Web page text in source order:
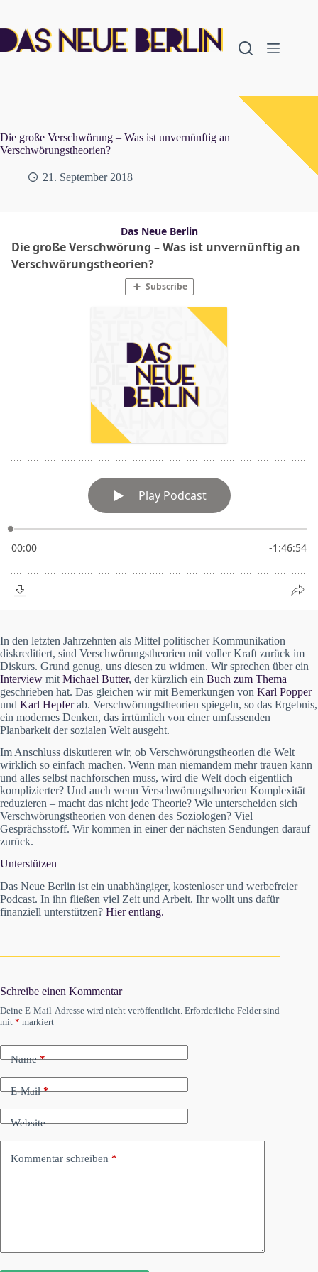
springen
Die große Verschwörung – Was ist unvernünftig an
Verschwörungstheorien?
21. September 2018
In den letzten Jahrzehnten als Mittel politischer Kommunikation
diskreditiert, sind Verschwörungstheorien mit voller Kraft zurück im
Diskurs. Grund genug, uns diesen zu widmen. Wir sprechen über ein
Interview mit Michael Butter, der kürzlich ein Buch zum Thema
geschrieben hat. Das gleichen wir mit Bemerkungen von Karl Popper
und Karl Hepferab. Verschwörungstheorien spiegeln, so das Ergebnis,
ein modernes Denken, das irrtümlich von einer umfassenden
Planbarkeit der sozialen Welt ausgeht.
Im Anschluss diskutieren wir, ob Verschwörungstheorien die Welt
wirklich so einfach machen. Wenn man niemandem mehr trauen kann
und alles selbst nachforschen muss, wird die Welt doch eigentlich
komplizierter? Und auch wenn Verschwörungstheorien Komplexität
reduzieren – macht das nicht jede Theorie? Wie unterscheiden sich
Verschwörungstheorien von denen des Soziologen? Viel
Gesprächsstoff. Wir kommen in einer der nächsten Sendungen darauf
zurück.
Unterstützen
Das Neue Berlin ist ein unabhängiger, kostenloser und werbefreier
Podcast. In ihn fließen viel Zeit und Arbeit. Ihr wollt uns dafür
finanziell unterstützen? Hier entlang.
Schreibe einen Kommentar
Deine E-Mail-Adresse wird nicht veröffentlicht. Erforderliche Felder sind
mit * markiert
Name*
E-Mail*
Website
Kommentar schreiben *